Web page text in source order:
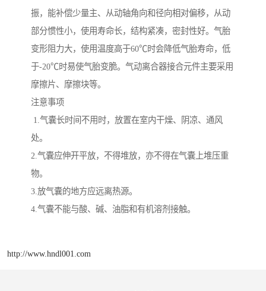
振，能补偿少量主、从动轴角向和径向相对偏移，从动
部分惯性小，使用寿命长，结构紧凑，密封性好。气胎
变形阻力大，使用温度高于60℃时会降低气胎寿命，低
于-20℃时易使气胎变脆。气动离合器接合元件主要采用
摩擦片、摩擦块等。
注意事项
1.气囊长时间不用时，放置在室内干燥、阴凉、通风
处。
2.气囊应伸开平放，不得堆放，亦不得在气囊上堆压重
物。
3.放气囊的地方应远离热源。
4.气囊不能与酸、碱、油脂和有机溶剂接触。
http://www.hndl001.com